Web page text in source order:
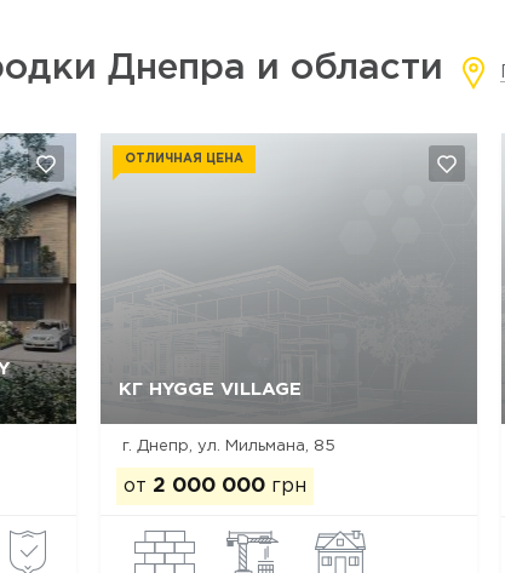
Днепра и области
КГ HYGGE VILLAGE
ОТЛИЧНАЯ ЦЕНА
г. Днепр, ул. Мильмана, 85
от 2 000 000 грн
Да, удалить